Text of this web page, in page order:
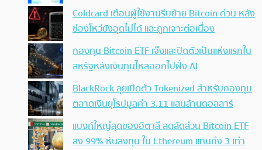
Coldcard เตือนผู้ใช้งานรีบย้าย Bitcoin ด่วน หลัง
ช่องโหว่ยังอุดไม่ได้ และถูกเจาะต่อเนื่อง
กองทุน Bitcoin ETF เจ๊งและปิดตัวเป็นแห่งแรกใน
สหรัฐหลังเงินทุนไหลออกไปฝั่ง AI
BlackRock ลุยเปิดตัว Tokenized สำหรับกองทุน
ตลาดเงินยุโรปมูลค่า 3.11 แสนล้านดอลลาร์
แบงก์ใหญ่สุดของอิตาลี ลดสัดส่วน Bitcoin ETF
ลง 99% หันลงทุน ใน Ethereum แทนถึง 3 เท่า